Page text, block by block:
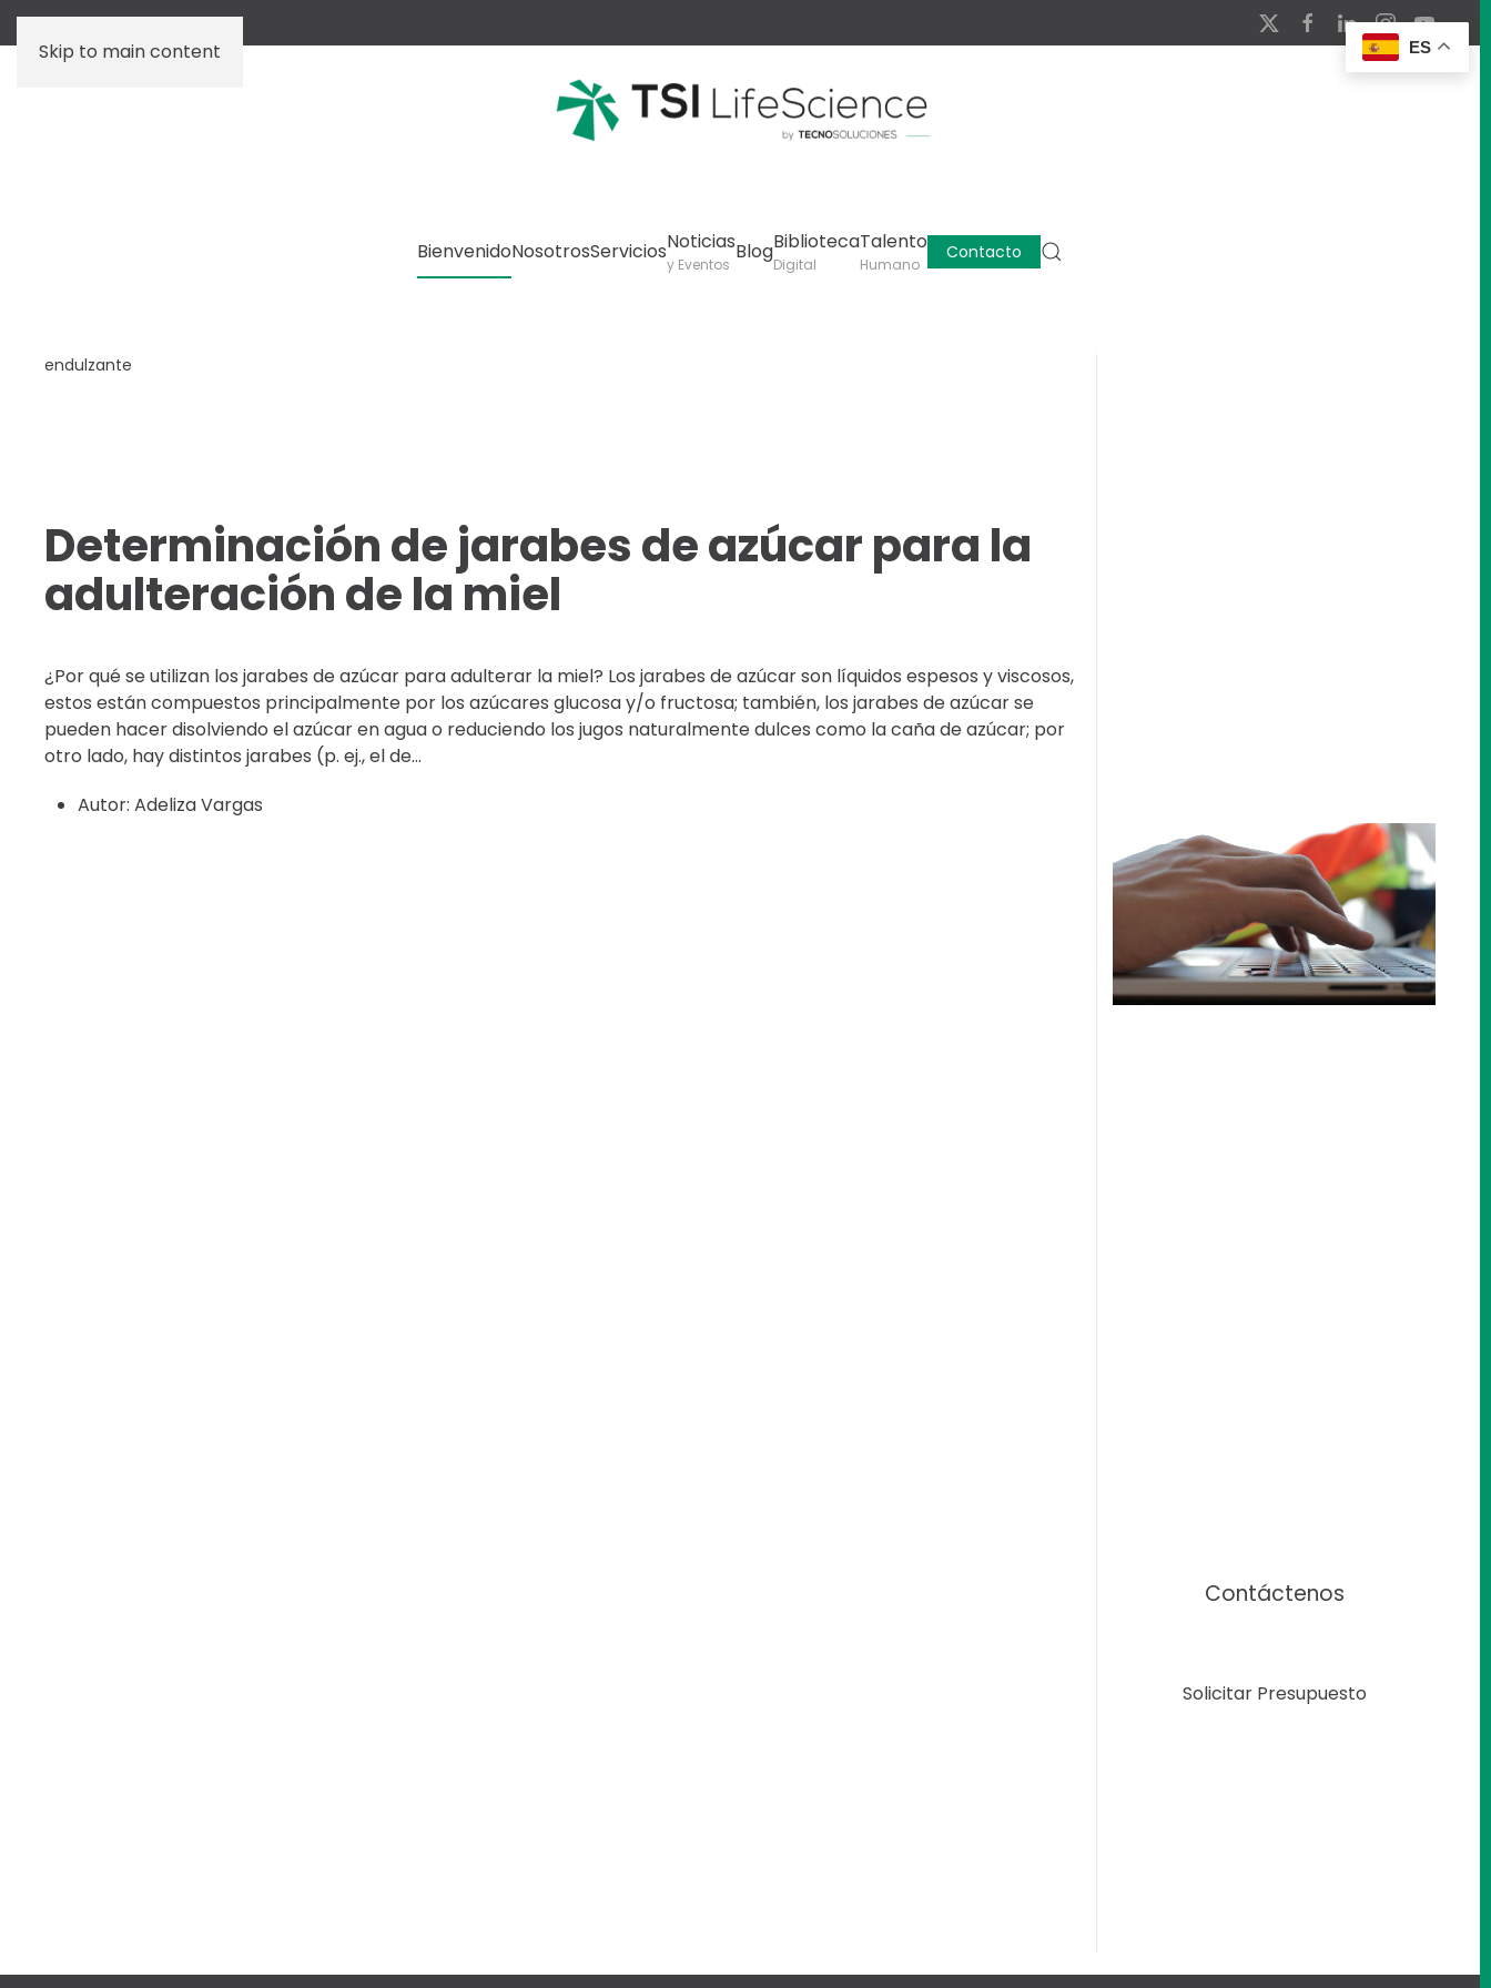
Skip to main content
BienvenidoNosotrosServiciosNoticias
y Eventos
BlogBiblioteca
Digital
Talento
Humano
Contacto
ES
endulzante
Determinación de jarabes de azúcar para la
adulteración de la miel
¿Por qué se utilizan los jarabes de azúcar para adulterar la miel? Los jarabes de azúcar son líquidos espesos y viscosos,
estos están compuestos principalmente por los azúcares glucosa y/o fructosa; también, los jarabes de azúcar se
pueden hacer disolviendo el azúcar en agua o reduciendo los jugos naturalmente dulces como la caña de azúcar; por
otro lado, hay distintos jarabes (p. ej., el de...
Autor: Adeliza Vargas
Contáctenos
Solicitar Presupuesto